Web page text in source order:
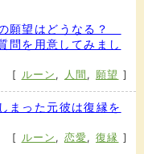
願望はどうなる？
問を用意してみまし
[ ルーン , 人間 , 願望 ]
まった元彼は復縁を
[ ルーン , 恋愛, 復縁 ]